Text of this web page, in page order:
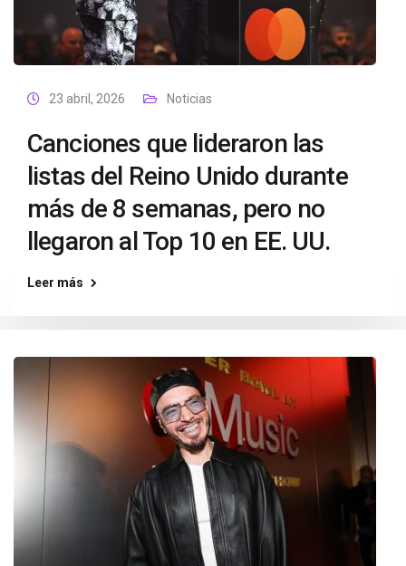
23 abril, 2026 Noticias
Canciones que lideraron las
listas del Reino Unido durante
más de 8 semanas, pero no
llegaron al Top 10 en EE. UU.
Leer más